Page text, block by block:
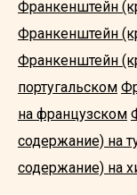
Франкенштейн
Франкенштейн
Франкенштейн
португальском
на французском
содержание) на
содержание) на